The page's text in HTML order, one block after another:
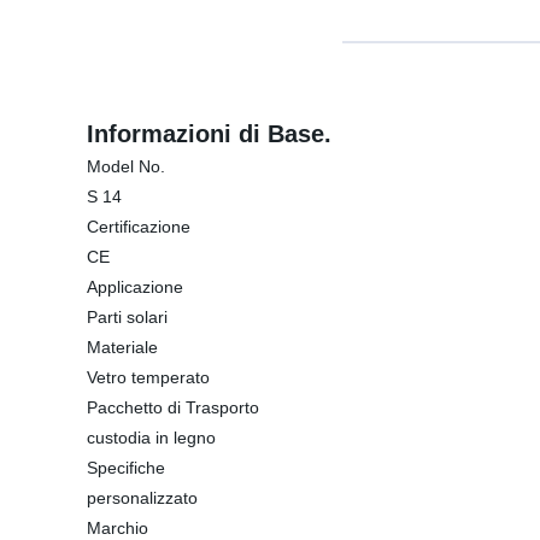
Informazioni di Base.
Model No.
S 14
Certificazione
CE
Applicazione
Parti solari
Materiale
Vetro temperato
Pacchetto di Trasporto
custodia in legno
Specifiche
personalizzato
Marchio